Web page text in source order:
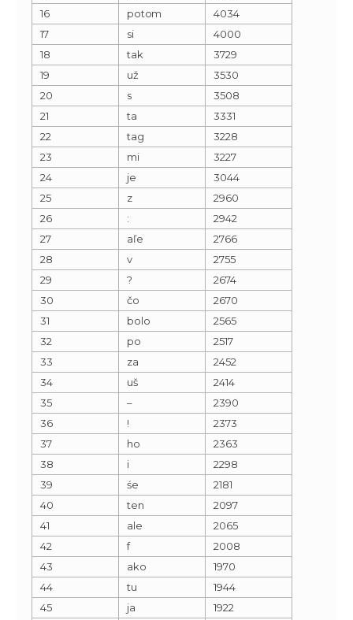
16
potom
4034
17
si
4000
18
tak
3729
19
už
3530
20
s
3508
21
ta
3331
22
tag
3228
23
mi
3227
24
je
3044
25
z
2960
26
:
2942
27
aľe
2766
28
v
2755
29
?
2674
30
čo
2670
31
bolo
2565
32
po
2517
33
za
2452
34
uš
2414
35
–
2390
36
!
2373
37
ho
2363
38
i
2298
39
śe
2181
40
ten
2097
41
ale
2065
42
f
2008
43
ako
1970
44
tu
1944
45
ja
1922